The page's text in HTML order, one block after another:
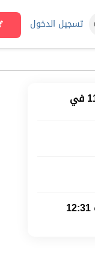
تسجيل الدخول
مشاهدات: 115 في